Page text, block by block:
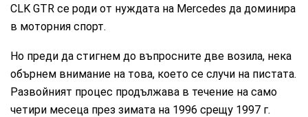
CLK GTR се роди от нуждата на Mercedes да доминира
в моторния спорт.
Но преди да стигнем до въпросните две возила, нека
обърнем внимание на това, което се случи на пистата.
Развойният процес продължава в течение на само
четири месеца през зимата на 1996 срещу 1997 г.